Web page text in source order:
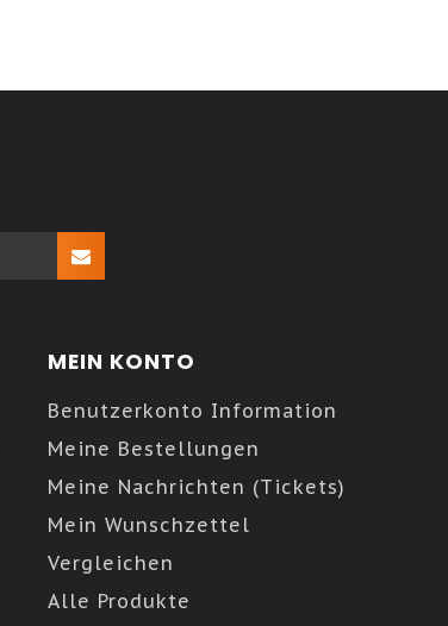
MEIN KONTO
Benutzerkonto Information
Meine Bestellungen
Meine Nachrichten (Tickets)
Mein Wunschzettel
Vergleichen
Alle Produkte